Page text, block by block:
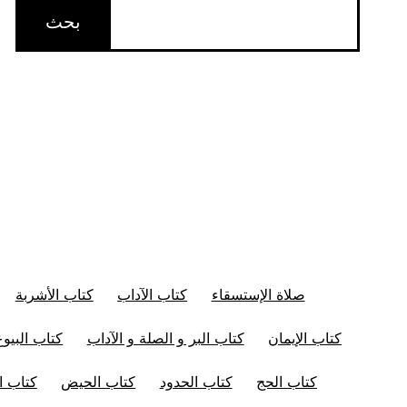
صلاة الإستسقاء كتاب الآداب كتاب الأشربة
كتاب الإيمان كتاب البر و الصلة و الآداب كتاب
كتاب الحج كتاب الحدود كتاب الحيض كتاب